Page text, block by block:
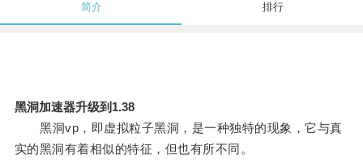
简介 排行
黑洞加速器升级到1.38
黑洞vp，即虚拟粒子黑洞，是一种独特的现象，它与真
实的黑洞有着相似的特征，但也有所不同。